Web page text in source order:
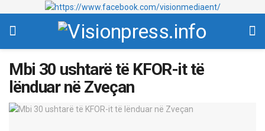
Mbi 30 ushtarë të KFOR-it të
lënduar në Zveçan